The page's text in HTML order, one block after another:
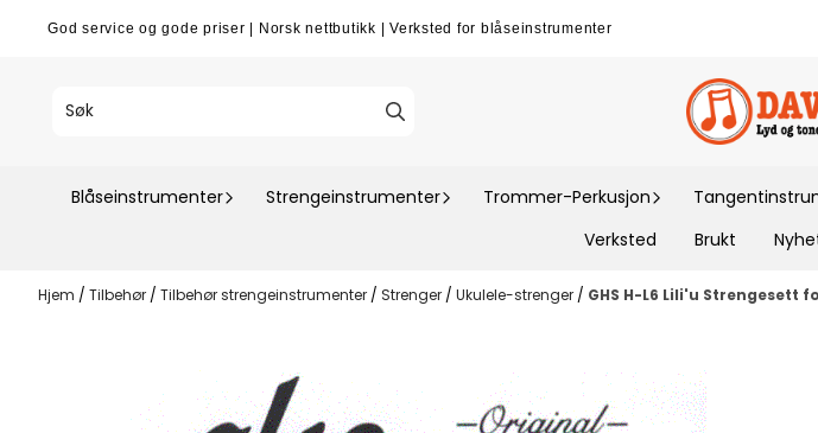
Hopp til innhold
God service og gode priser Norsk nettbutikk Verksted for blåseinstrumenter
Blåseinstrumenter Strengeinstrumenter Trommer-Perkusjon
Verksted
Brukt
Hjem / Tilbehør / Tilbehør strengeinstrumenter / Strenger / Ukulele-strenger / GHS H-L6 Lili'u Strengesett